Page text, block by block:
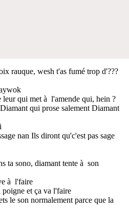
rauque, wesh t'as fumé trop d'???
qui met à l'amende qui, hein ?
qui prose salement Diamant
nan Ils diront qu'c'est pas sage
ta sono, diamant tente à son
à l'faire
et ça va l'faire
le son normalement parce que la